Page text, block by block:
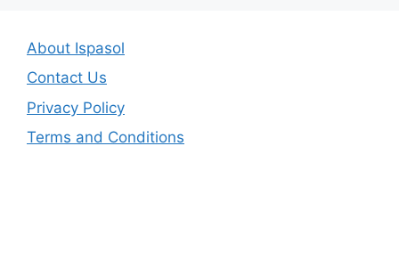
About Ispasol
Contact Us
Privacy Policy
Terms and Conditions